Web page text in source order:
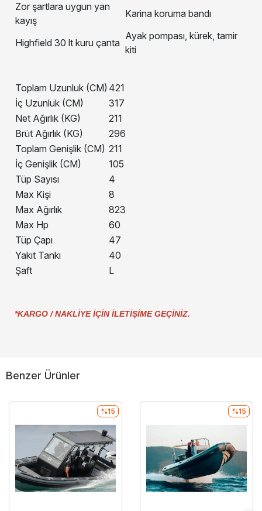
Zor şartlara uygun yan
kayış
Karina koruma bandı
Highfield 30 lt kuru çanta
Ayak pompası, kürek, tamir
kiti
Toplam Uzunluk (CM) 421
İç Uzunluk (CM)
317
Net Ağırlık (KG)
211
Brüt Ağırlık (KG)
296
Toplam Genişlik (CM) 211
İç Genişlik (CM)
105
Tüp Sayısı
4
Max Kişi
8
Max Ağırlık
823
Max Hp
60
Tüp Çapı
47
Yakıt Tankı
40
Şaft
L
*KARGO / NAKLİYE İÇİN İLETİŞİME GEÇİNİZ.
Benzer Ürünler
%15 %15